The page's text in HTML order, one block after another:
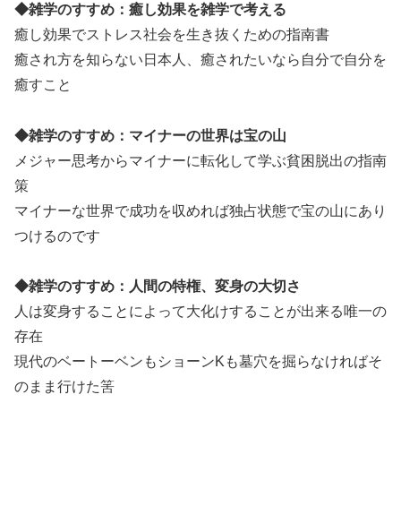
◆雑学のすすめ：癒し効果を雑学で考える
癒し効果でストレス社会を生き抜くための指南書
癒され方を知らない日本人、癒されたいなら自分で自分を
癒すこと
◆雑学のすすめ：マイナーの世界は宝の山
メジャー思考からマイナーに転化して学ぶ貧困脱出の指南
策
マイナーな世界で成功を収めれば独占状態で宝の山にあり
つけるのです
◆雑学のすすめ：人間の特権、変身の大切さ
人は変身することによって大化けすることが出来る唯一の
存在
現代のベートーベンもショーンKも墓穴を掘らなければそ
のまま行けた筈